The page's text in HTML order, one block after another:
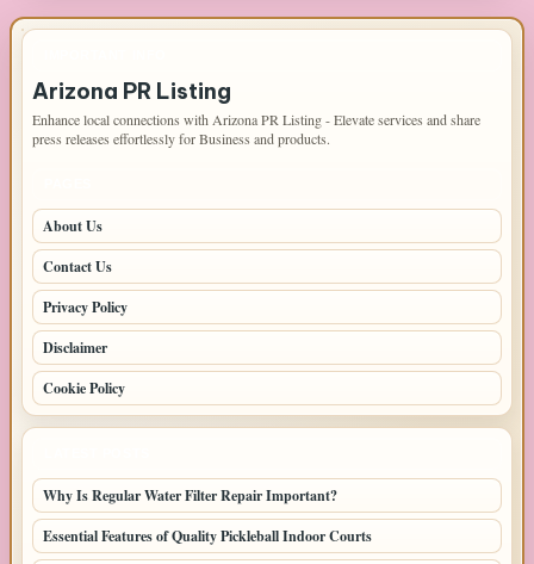
Arizona PR Listing
Enhance local connections with Arizona PR Listing - Elevate services and share
press releases effortlessly for Business and products.
About Us
Contact Us
Privacy Policy
Disclaimer
Cookie Policy
Why Is Regular Water Filter Repair Important?
Essential Features of Quality Pickleball Indoor Courts